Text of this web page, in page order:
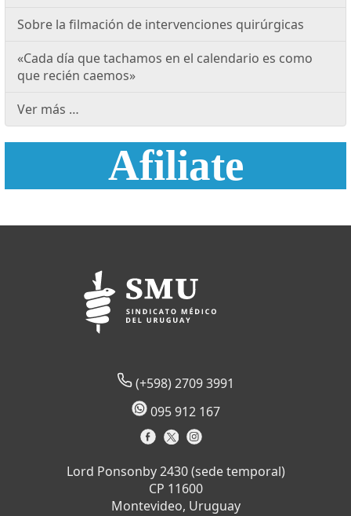
Sobre la filmación de intervenciones quirúrgicas
«Cada día que tachamos en el calendario es como
que recién caemos»
Ver más …
Afiliate
(+598) 2709 3991
095 912 167
Lord Ponsonby 2430 (sede temporal)
CP 11600
Montevideo, Uruguay